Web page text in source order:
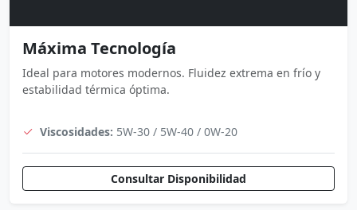
Máxima Tecnología
Ideal para motores modernos. Fluidez extrema en frío y
estabilidad térmica óptima.
Viscosidades: 5W-30 / 5W-40 / 0W-20
Consultar Disponibilidad